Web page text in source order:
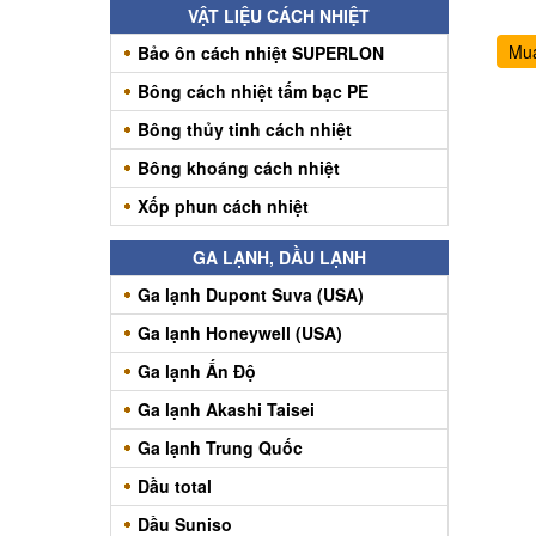
VẬT LIỆU CÁCH NHIỆT
Bảo ôn cách nhiệt SUPERLON
Bông cách nhiệt tấm bạc PE
Bông thủy tinh cách nhiệt
Bông khoáng cách nhiệt
Xốp phun cách nhiệt
GA LẠNH, DẦU LẠNH
Ga lạnh Dupont Suva (USA)
Ga lạnh Honeywell (USA)
Ga lạnh Ấn Độ
Ga lạnh Akashi Taisei
Ga lạnh Trung Quốc
Dầu total
Dầu Suniso